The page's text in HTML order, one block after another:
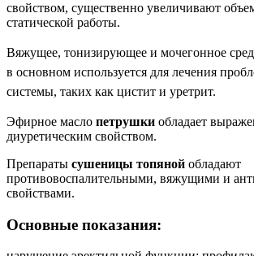
свойством, существенно увеличивают
статической работы.
Вяжущее, тонизирующее и мочегонное
в основном используется для лечения
системы, таких как цистит и уретрит.
Эфирное масло петрушки обладает
диуретическим свойством.
Препараты сушеницы топяной обладают
противовоспалительными, вяжущими и
свойствами.
Основные показания: